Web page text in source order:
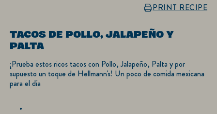
PRINT RECIPE
TACOS DE POLLO, JALAPEÑO Y
PALTA
¡Prueba estos ricos tacos con Pollo, Jalapeño, Palta y por
supuesto un toque de Hellmann's! Un poco de comida mexicana
para el día